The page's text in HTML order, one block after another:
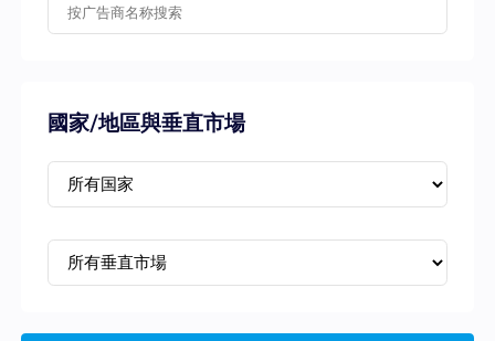
國家/地區與垂直市場